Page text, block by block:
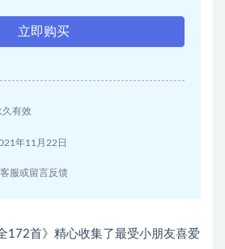
立即购买
久有效
年11月22日
服或留言反馈
172首》精心收集了最受小朋友喜爱